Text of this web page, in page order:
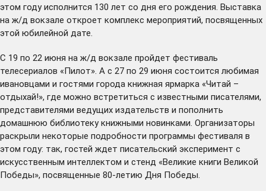
этом году исполнится 130 лет со дня его рождения. Выставка
на ж/д вокзале откроет комплекс мероприятий, посвященных
этой юбилейной дате.
С 19 по 22 июня на ж/д вокзале пройдет фестиваль
телесериалов «Пилот» . А с 27 по 29 июня состоится любимая
ивановцами и гостями города книжная ярмарка «Читай –
отдыхай!», где можно встретиться с известными писателями,
представителями ведущих издательств и пополнить
домашнюю библиотеку книжными новинками. Организаторы
раскрыли некоторые подробности программы фестиваля в
этом году: так, гостей ждет писательский эксперимент с
искусственным интеллектом и стенд «Великие книги Великой
Победы», посвященные 80-летию Дня Победы.